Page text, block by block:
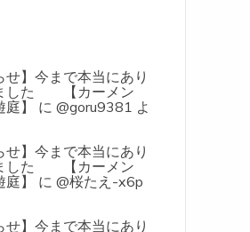
せ】今まで本当にあり
した 【カーメン
】
に @goru9381 よ
せ】今まで本当にあり
した 【カーメン
】
に @桜たえ-x6p
せ】今まで本当にあり